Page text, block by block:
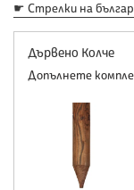
☛ Стрелки на
Дървено Колче
Допълнете